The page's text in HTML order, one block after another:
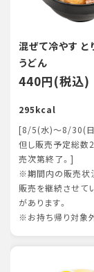
混ぜて冷やす と
うどん
440円(税込)
295kcal
[8/5(水)～8/30(
但し販売予定総数
売次第終了。]
※期間内の販売状
販売を継続させて
があります。
※お持ち帰り対象